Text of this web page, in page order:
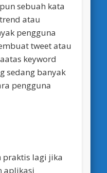
sebuah kata
atau
pengguna
tweet atau
keyword
sedang banyak
pengguna
praktis lagi jika
aplikasi